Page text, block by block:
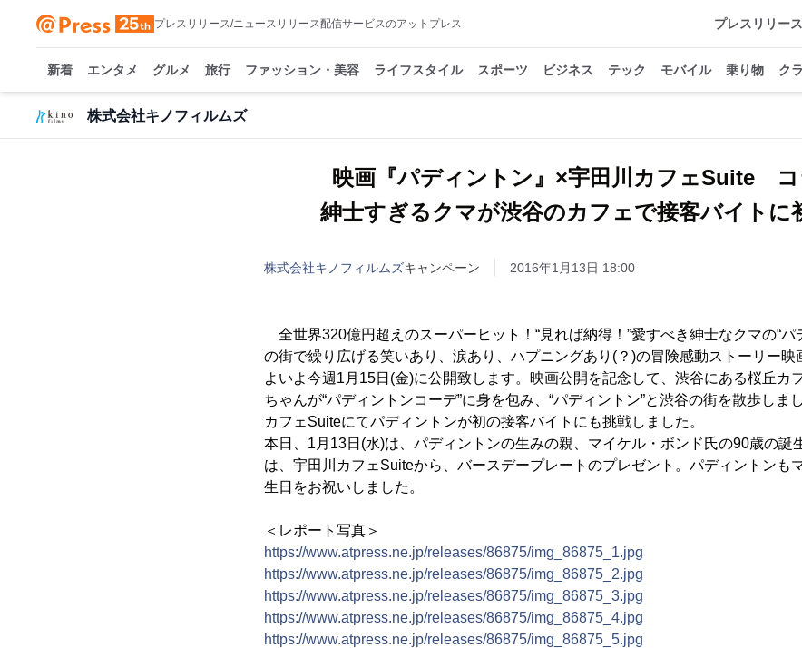
プレスリリース/ニュースリリース配信サービスのアットプレス プレスリリー
新着 エンタメ グルメ 旅行 ファッション・美容 ライフスタイル スポーツ ビジネス テック モバイル 乗り物 ク
株式会社キノフィルムズ
映画『パディントン』×宇田川カフェSuite
株式会社キノフィルムズキャンペーン 2016年1月13日 18:00
全世界320億円超えのスーパーヒット！“見れば納得！”愛すべき紳士なクマの“パ
の街で繰り広げる笑いあり、涙あり、ハプニングあり(？)の冒険感動ストーリー映
よいよ今週1月15日(金)に公開致します。映画公開を記念して、渋谷にある桜丘カ
ちゃんが“パディントンコーデ”に身を包み、“パディントン”と渋谷の街を散歩しま
カフェSuiteにてパディントンが初の接客バイトにも挑戦しました。
本日、1月13日(水)は、パディントンの生みの親、マイケル・ボンド氏の90歳の誕
は、宇田川カフェSuiteから、バースデープレートのプレゼント。パディントンも
生日をお祝いしました。
＜レポート写真＞
https://www.atpress.ne.jp/releases/86875/img_86875_1.jpg
https://www.atpress.ne.jp/releases/86875/img_86875_2.jpg
https://www.atpress.ne.jp/releases/86875/img_86875_3.jpg
https://www.atpress.ne.jp/releases/86875/img_86875_4.jpg
https://www.atpress.ne.jp/releases/86875/img_86875_5.jpg